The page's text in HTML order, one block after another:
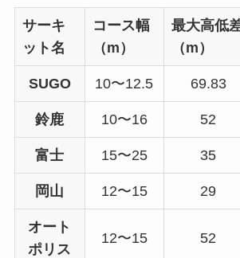
サーキ
ット名
コース幅
（m）
最大高低
（m）
SUGO 10〜12.5 69.83
鈴鹿 10〜16 52
富士 15〜25 35
岡山 12〜15 29
オート
ポリス
12〜15 52